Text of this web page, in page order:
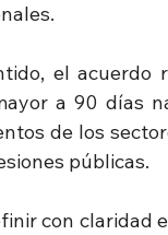
el acuerdo
a 90 días
de los
públicas.
con claridad